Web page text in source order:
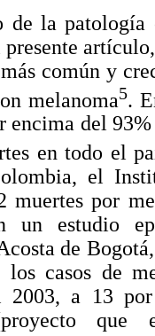
de la patología
común y
melanoma5.
encima del
en todo el
el
muertes por
un estudio
de
los casos de
2003, a 13
que